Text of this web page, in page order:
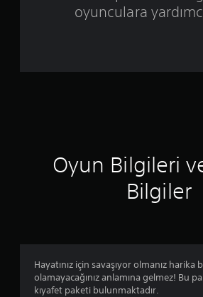
oyunculara
Oyun Bilgileri
Bilgiler
Hayatınız için savaşıyor olmanız harika
olamayacağınız anlamına gelmez! Bu
kıyafet paketi bulunmaktadır.